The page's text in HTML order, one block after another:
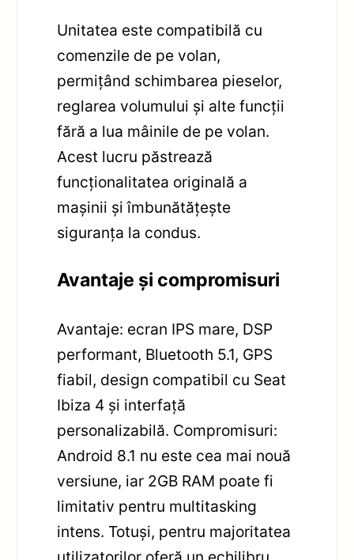
Unitatea este compatibilă cu
comenzile de pe volan,
permițând schimbarea pieselor,
reglarea volumului și alte funcții
fără a lua mâinile de pe volan.
Acest lucru păstrează
funcționalitatea originală a
mașinii și îmbunătățește
siguranța la condus.
Avantaje și compromisuri
Avantaje: ecran IPS mare, DSP
performant, Bluetooth 5.1, GPS
fiabil, design compatibil cu Seat
Ibiza 4 și interfață
personalizabilă. Compromisuri:
Android 8.1 nu este cea mai nouă
versiune, iar 2GB RAM poate fi
limitativ pentru multitasking
intens. Totuși, pentru majoritatea